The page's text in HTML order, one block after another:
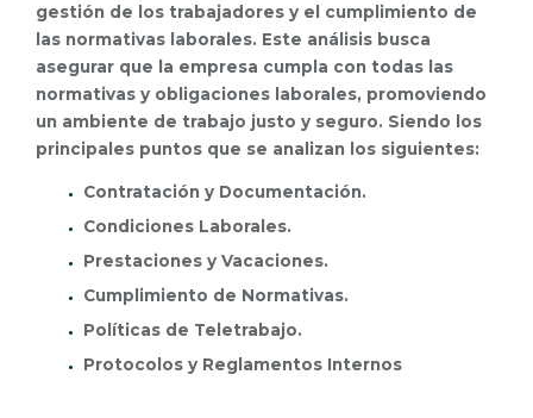
gestión de los trabajadores y el cumplimiento de
las normativas laborales. Este análisis busca
asegurar que la empresa cumpla con todas las
normativas y obligaciones laborales, promoviendo
un ambiente de trabajo justo y seguro. Siendo los
principales puntos que se analizan los siguientes:
Contratación y Documentación.
Condiciones Laborales.
Prestaciones y Vacaciones.
Cumplimiento de Normativas.
Políticas de Teletrabajo.
Protocolos y Reglamentos Internos